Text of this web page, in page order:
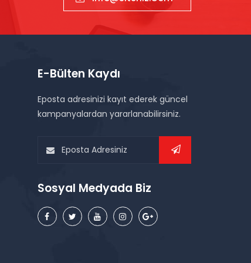
E-Bülten Kaydı
Eposta adresinizi kayıt ederek güncel
kampanyalardan yararlanabilirsiniz.
Sosyal Medyada Biz